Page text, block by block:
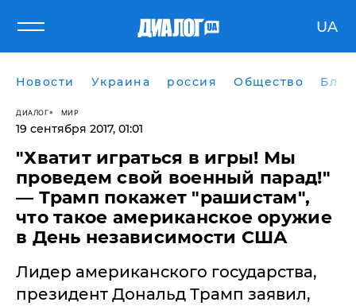
UA
Новости Украина россия Общество
ДИАЛОГ МИР
19 сентября 2017, 01:01
"Хватит играться в игры! Мы
проведем свой военный парад!"
— Трамп покажет "рашистам",
что такое американское оружие
в День независимости США
Лидер американского государства,
президент Дональд Трамп заявил,